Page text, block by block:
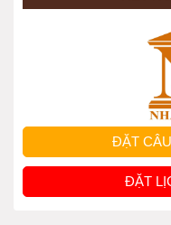
ĐẶT
ĐẶT